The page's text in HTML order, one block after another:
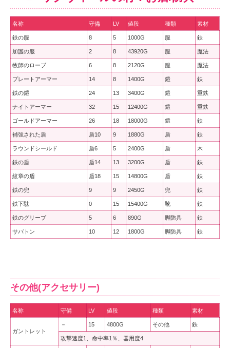
名称 守備 LV 値段 種類 素材
鉄の服 8 5 1000G 服 鉄
加護の服 2 8 43920G 服 魔法
牧師のローブ 6 8 2120G 服 魔法
プレートアーマー 14 8 1400G 鎧 鉄
鉄の鎧 24 13 3400G 鎧 重鉄
ナイトアーマー 32 15 12400G 鎧 重鉄
ゴールドアーマー 26 18 18000G 鎧 鉄
補強された盾 盾10 9 1880G 盾 鉄
ラウンドシールド 盾6 5 2400G 盾 木
鉄の盾 盾14 13 3200G 盾 鉄
紋章の盾 盾18 15 14800G 盾 鉄
鉄の兜 9 9 2450G 兜 鉄
鉄下駄 0 15 15400G 靴 鉄
鉄のグリーブ 5 6 890G 脚防具 鉄
サバトン 10 12 1800G 脚防具 鉄
その他(アクセサリー)
名称 守備 LV 値段 種類 素材
ガントレット
－ 15 4800G その他 鉄
攻撃速度1、命中率1％、器用度4